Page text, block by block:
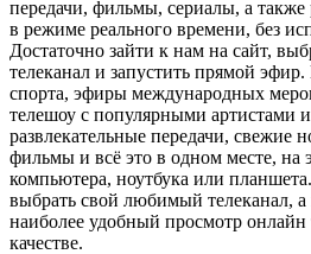
передачи, фильмы, сериалы, а также
в режиме реального времени, без
Достаточно зайти к нам на сайт,
телеканал и запустить прямой
спорта, эфиры международных
телешоу с популярными артистами
развлекательные передачи, свежие
фильмы и всё это в одном месте, на
компьютера, ноутбука или
выбрать свой любимый телеканал,
наиболее удобный просмотр
качестве.